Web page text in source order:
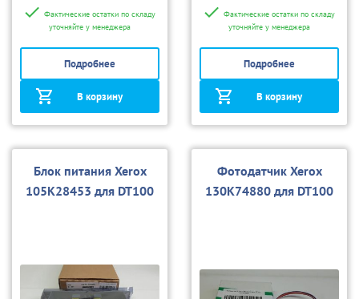
Фактические остатки по складу
уточняйте у менеджера
Подробнее
В корзину
Фактические остатки по складу
уточняйте у менеджера
Подробнее
В корзину
Блок питания Xerox
105K28453 для DT100
Фотодатчик Xerox
130K74880 для DT100